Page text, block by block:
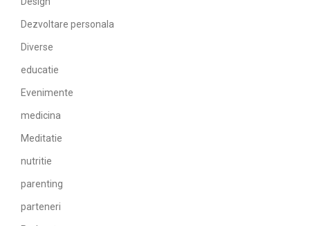
Dezvoltare personala
Diverse
educatie
Evenimente
medicina
Meditatie
nutritie
parenting
parteneri